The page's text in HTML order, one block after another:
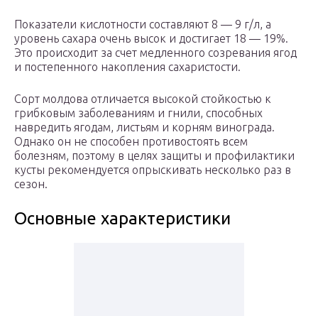
Показатели кислотности составляют 8 — 9 г/л, а
уровень сахара очень высок и достигает 18 — 19%.
Это происходит за счет медленного созревания ягод
и постепенного накопления сахаристости.
Сорт молдова отличается высокой стойкостью к
грибковым заболеваниям и гнили, способных
навредить ягодам, листьям и корням винограда.
Однако он не способен противостоять всем
болезням, поэтому в целях защиты и профилактики
кусты рекомендуется опрыскивать несколько раз в
сезон.
Основные характеристики